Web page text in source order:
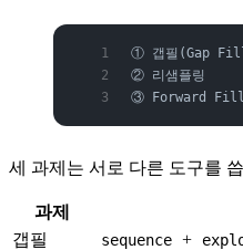
① 갭필(Gap
② 리샘플링
③ Forward Fill
세 과제는 서로 다른 도구를
과제
갭필
sequence +